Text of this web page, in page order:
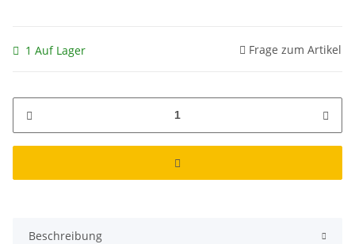
1 Auf Lager Frage zum Artikel
Beschreibung